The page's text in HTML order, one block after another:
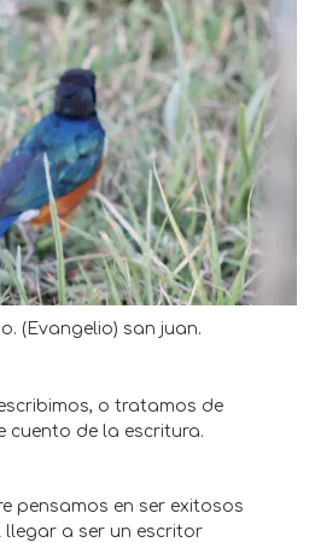
(Evangelio) san juan.
o tratamos de
cuento de la escritura.
pensamos en ser exitosos
a ser un escritor